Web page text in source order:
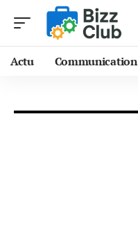
Actu Communication